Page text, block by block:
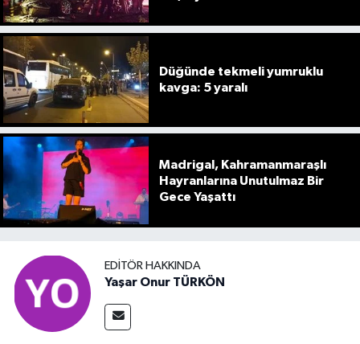
Düğünde tekmeli yumruklu
kavga: 5 yaralı
Madrigal, Kahramanmaraşlı
Hayranlarına Unutulmaz Bir
Gece Yaşattı
EDITÖR HAKKINDA
Yaşar Onur TÜRKÖN